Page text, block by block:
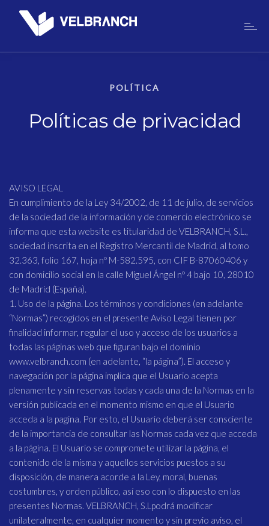
POLÍTICA
Políticas de privacidad
AVISO LEGAL
En cumplimiento de la Ley 34/2002, de 11 de julio, de servicios
de la sociedad de la información y de comercio electrónico se
informa que esta website es titularidad de VELBRANCH, S.L.,
sociedad inscrita en el Registro Mercantil de Madrid, al tomo
32.363, folio 167, hoja nº M-582.595, con CIF B-87060406 y
con domicilio social en la calle Miguel Ángel nº 4 bajo 10, 28010
de Madrid (España).
1. Uso de la página. Los términos y condiciones (en adelante
“Normas”) recogidos en el presente Aviso Legal tienen por
finalidad informar, regular el uso y acceso de los usuarios a
todas las páginas web que figuran bajo el dominio
www.velbranch.com (en adelante, “la página”). El acceso y
navegación por la página implica que el Usuario acepta
plenamente y sin reservas todas y cada una de la Normas en la
versión publicada en el momento mismo en que el Usuario
acceda a la pagina. Por esto, el Usuario deberá ser consciente
de la importancia de consultar las Normas cada vez que acceda
a la página. El Usuario se compromete utilizar la página, el
contenido de la misma y aquellos servicios puestos a su
disposición, de manera acorde a la Ley, moral, buenas
costumbres, y orden público, así eso con lo dispuesto en las
presentes Normas. VELBRANCH, S.Lpodrá modificar
unilateralmente, en cualquier momento y sin previo aviso, el